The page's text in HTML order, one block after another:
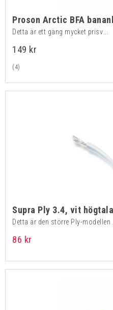
Proson Arctic BFA
Detta är ett gäng mycket prisv...
149 kr
(4)
Supra Ply 3.4, vit
Detta är den större Ply-modellen
86 kr